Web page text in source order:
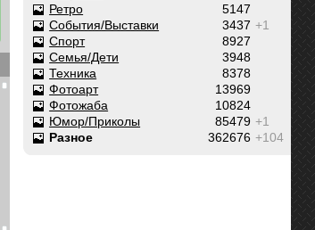
5147
Ретро
+1
3437
События/Выставки
8927
Спорт
3948
Семья/Дети
8378
Техника
13969
Фотоарт
10824
Фотожаба
+1
85479
Юмор/Приколы
+104
362676
Разное